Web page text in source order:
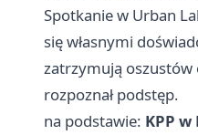
Spotkanie w Urban
się własnymi
zatrzymują oszustów
rozpoznał podstęp.
na podstawie: KPP